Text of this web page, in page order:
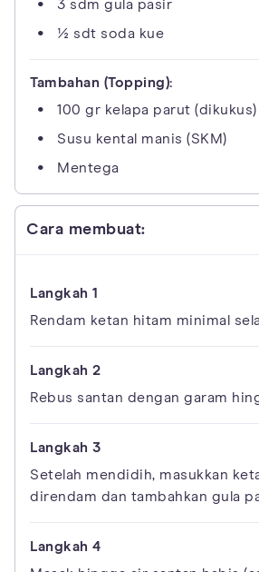
3 sdm gula pasir
½ sdt soda kue
Tambahan (Topping):
100 gr kelapa parut (dikukus)
Susu kental manis (SKM)
Mentega
Cara membuat:
Rendam ketan hitam minimal
Rebus santan dengan garam
Setelah mendidih, masukkan
direndam dan tambahkan gula